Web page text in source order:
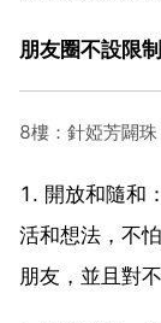
朋友圈不設限
8樓：針婭芳闢珠
1. 開放和隨和
活和想法，不
朋友，並且對